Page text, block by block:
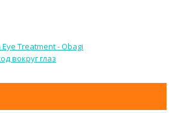
Eye Treatment - Obagi
вокруг глаз